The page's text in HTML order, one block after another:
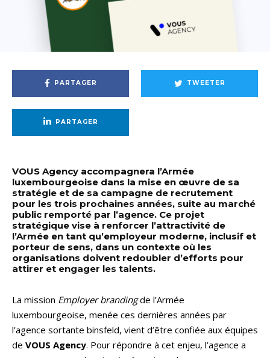
PARTAGER TWEETER
PARTAGER
VOUS Agency accompagnera l’Armée
luxembourgeoise dans la mise en œuvre de sa
stratégie et de sa campagne de recrutement
pour les trois prochaines années, suite au marché
public remporté par l’agence. Ce projet
stratégique vise à renforcer l’attractivité de
l’Armée en tant qu’employeur moderne, inclusif et
porteur de sens, dans un contexte où les
organisations doivent redoubler d’efforts pour
attirer et engager les talents.
La mission Employer brandingde l’Armée
luxembourgeoise, menée ces dernières années par
l’agence sortante binsfeld, vient d’être confiée aux équipes
de VOUS Agency. Pour répondre à cet enjeu, l’agence a